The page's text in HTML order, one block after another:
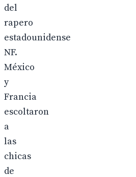
del
rapero
estadounidense
NF.
México
y
Francia
escoltaron
a
las
chicas
de